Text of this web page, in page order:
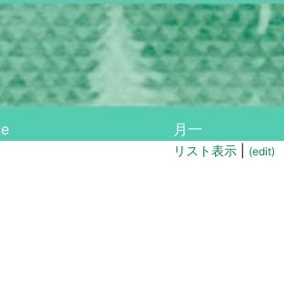
月一
リスト表示 (edit)